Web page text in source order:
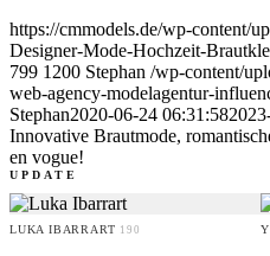
https://cmmodels.de/wp-content/
Designer-Mode-Hochzeit-
799 1200 Stephan /wp-content/
web-agency-modelagentur-
Stephan2020-06-24 06:31:58
Innovative Brautmode,
en vogue!
UPDATE
LUKA IBARRART 190